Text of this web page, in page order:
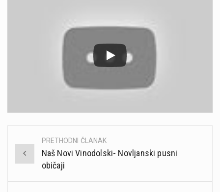
Post
navigation
PRETHODNI ČLANAK
Naš Novi Vinodolski- Novljanski pusni
običaji